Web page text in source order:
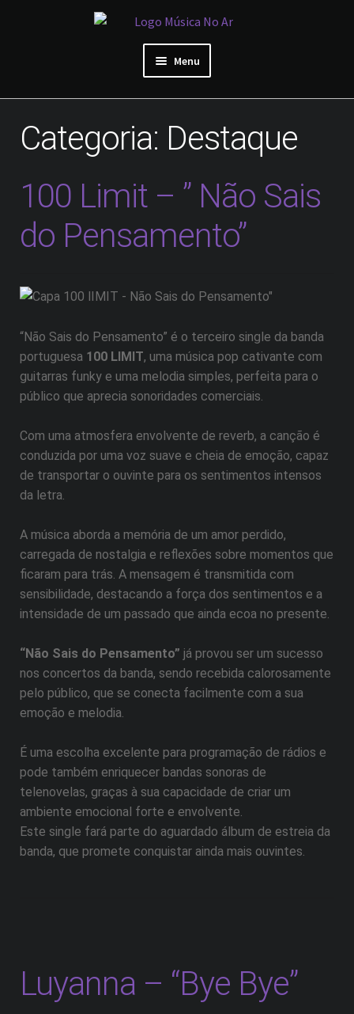
Ir
para
a
navegação
Saltar
para
o
conteúdo
Menu
Área de Artista
Início
Sobre Nós
Reviews de artistas
Categoria: Destaque
100 Limit – ” Não Sais
do Pensamento”
“Não Sais do Pensamento” é o terceiro single da banda
portuguesa 100 LIMIT, uma música pop cativante com
guitarras funky e uma melodia simples, perfeita para o
público que aprecia sonoridades comerciais.
Com uma atmosfera envolvente de reverb, a canção é
conduzida por uma voz suave e cheia de emoção, capaz
de transportar o ouvinte para os sentimentos intensos
da letra.
A música aborda a memória de um amor perdido,
carregada de nostalgia e reflexões sobre momentos que
ficaram para trás. A mensagem é transmitida com
sensibilidade, destacando a força dos sentimentos e a
intensidade de um passado que ainda ecoa no presente.
“Não Sais do Pensamento” já provou ser um sucesso
nos concertos da banda, sendo recebida calorosamente
pelo público, que se conecta facilmente com a sua
emoção e melodia.
É uma escolha excelente para programação de rádios e
pode também enriquecer bandas sonoras de
telenovelas, graças à sua capacidade de criar um
ambiente emocional forte e envolvente.
Este single fará parte do aguardado álbum de estreia da
banda, que promete conquistar ainda mais ouvintes.
Luyanna – “Bye Bye”